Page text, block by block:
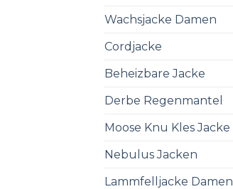
Wachsjacke Damen
Cordjacke
Beheizbare Jacke
Derbe Regenmantel
Moose Knu Kles Jacke
Nebulus Jacken
Lammfelljacke Damen